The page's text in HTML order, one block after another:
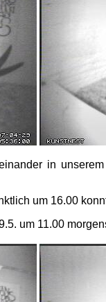
in
um 16.00
um 11.00